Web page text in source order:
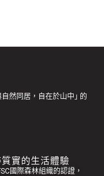
然同居，自在於山中｣ 的
實的生活體驗
國際森林組織的認證，